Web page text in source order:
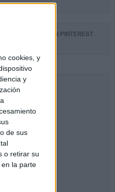
cookies, y
y
de sus
o retirar su
la parte
TABLEROS EN PINTEREST